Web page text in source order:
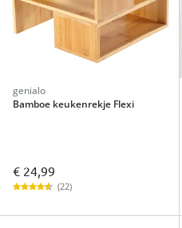
genialo
Bamboe keukenrekje Flexi
€ 24,99
(22)